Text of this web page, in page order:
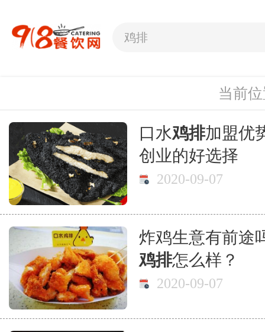
当前
口水鸡排加盟优
创业的好选择
2020-09-07
炸鸡生意有前途
鸡排怎么样？
2020-09-07